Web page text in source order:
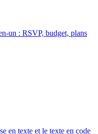
un : RSVP, budget, plans
en texte et le texte en code